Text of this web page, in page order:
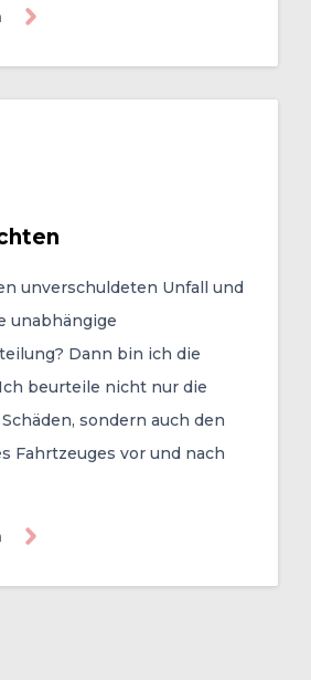
unverschuldeten Unfall und
unabhängige
Dann bin ich die
beurteile nicht nur die
sondern auch den
Fahrtzeuges vor und nach